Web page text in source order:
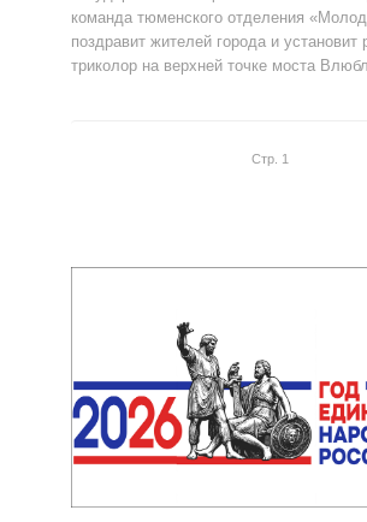
команда тюменского отделения
поздравит жителей города и установит
триколор на верхней точке моста
Стр. 1